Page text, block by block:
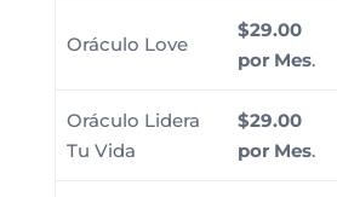
Oráculo Love
$29.00
por Mes.
Oráculo Lidera
Tu Vida
$29.00
por Mes.